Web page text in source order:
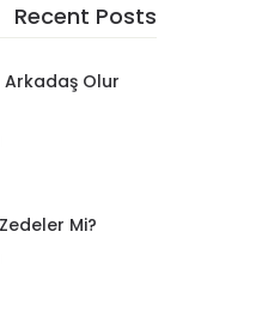
Recent Posts
Arkadaş Olur
Mi?